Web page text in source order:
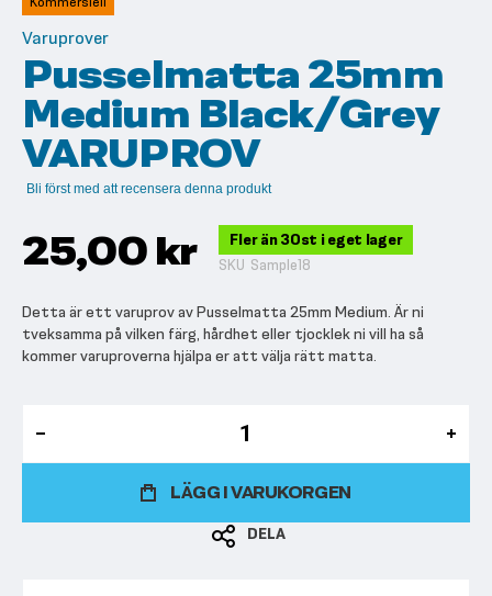
bildgalleriet
Varuprover
Pusselmatta 25mm
Medium Black/Grey
VARUPROV
Bli först med att recensera denna produkt
25,00 kr Fler än 30st i eget lager
SKU Sample18
Detta är ett varuprov av Pusselmatta 25mm Medium. Är ni
tveksamma på vilken färg, hårdhet eller tjocklek ni vill ha så
kommer varuproverna hjälpa er att välja rätt matta.
LÄGG I VARUKORGEN
DELA